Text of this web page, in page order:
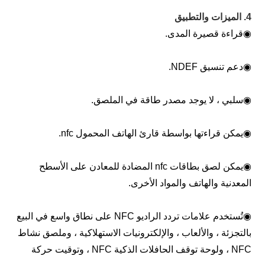
قراءة قصيرة المدى.
دعم تنسيق NDEF.
سلبي ، لا يوجد مصدر طاقة في الملصق.
يمكن قراءتها بواسطة قارئ الهاتف المحمول nfc.
يمكن لصق بطاقات nfc المضادة للمعادن على الأسطح
والهاتف والمواد الأخرى.
تُستخدم علامات تردد الراديو NFC على نطاق واسع في البيع
، والألعاب ، والإلكترونيات الاستهلاكية ، وملصق نشاط
NFC ، ولوحة توقف الحافلات الذكية NFC ، وتوقيت حركة